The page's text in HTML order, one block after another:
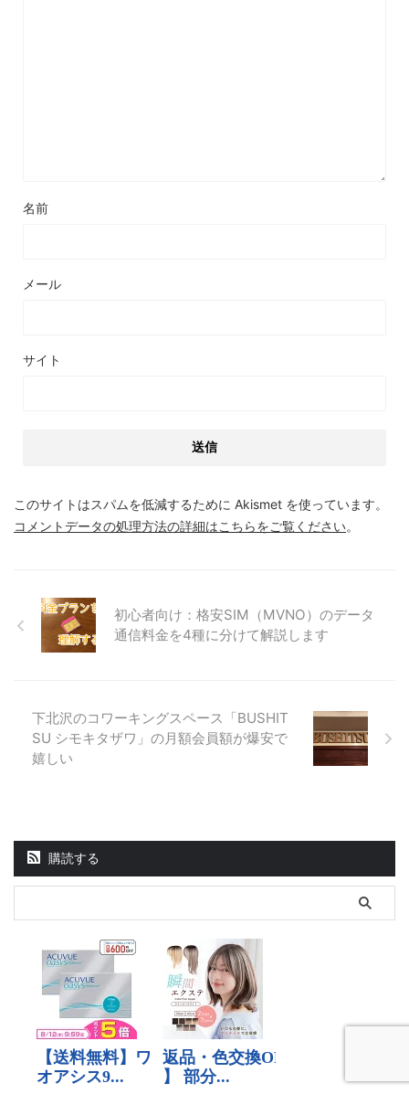
名前
メール
サイト
このサイトはスパムを低減するために Akismet を使っています。
コメントデータの処理方法の詳細はこちらをご覧ください。
初心者向け：格安SIM（MVNO）のデータ
通信料金を4種に分けて解説します
下北沢のコワーキングスペース「BUSHIT
SU シモキタザワ」の月額会員額が爆安で
嬉しい
購読する